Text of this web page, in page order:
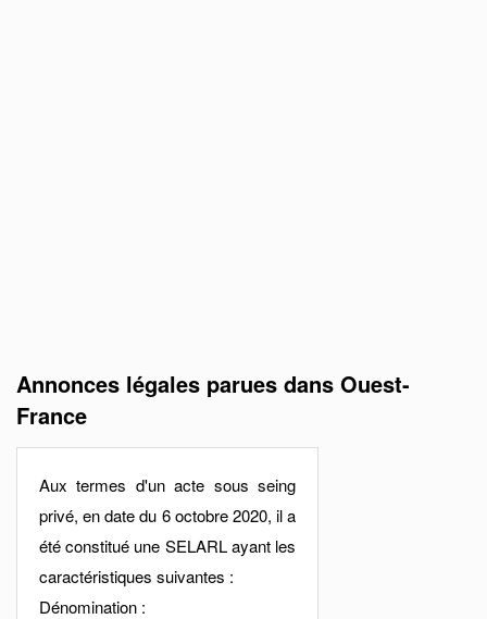
Annonces légales parues dans Ouest-
France
Aux termes d'un acte sous seing
privé, en date du 6 octobre 2020, il a
été constitué une SELARL ayant les
caractéristiques suivantes :
Dénomination :